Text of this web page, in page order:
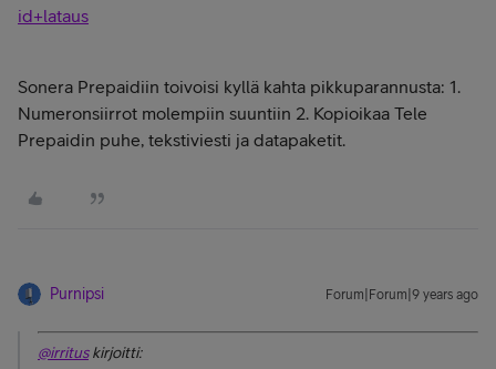
id+lataus
Sonera Prepaidiin toivoisi kyllä kahta pikkuparannusta: 1.
Numeronsiirrot molempiin suuntiin 2. Kopioikaa Tele
Prepaidin puhe, tekstiviesti ja datapaketit.
Purnipsi Forum|Forum|9 years ago
@irrituskirjoitti: